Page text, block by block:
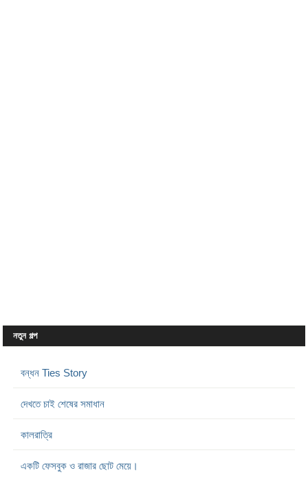
নতুন গল্প
বন্ধন Ties Story
দেখতে চাই শেষের সমাধান
কালরাত্রি
একটি ফেসবুক ও রাজার ছোট মেয়ে।